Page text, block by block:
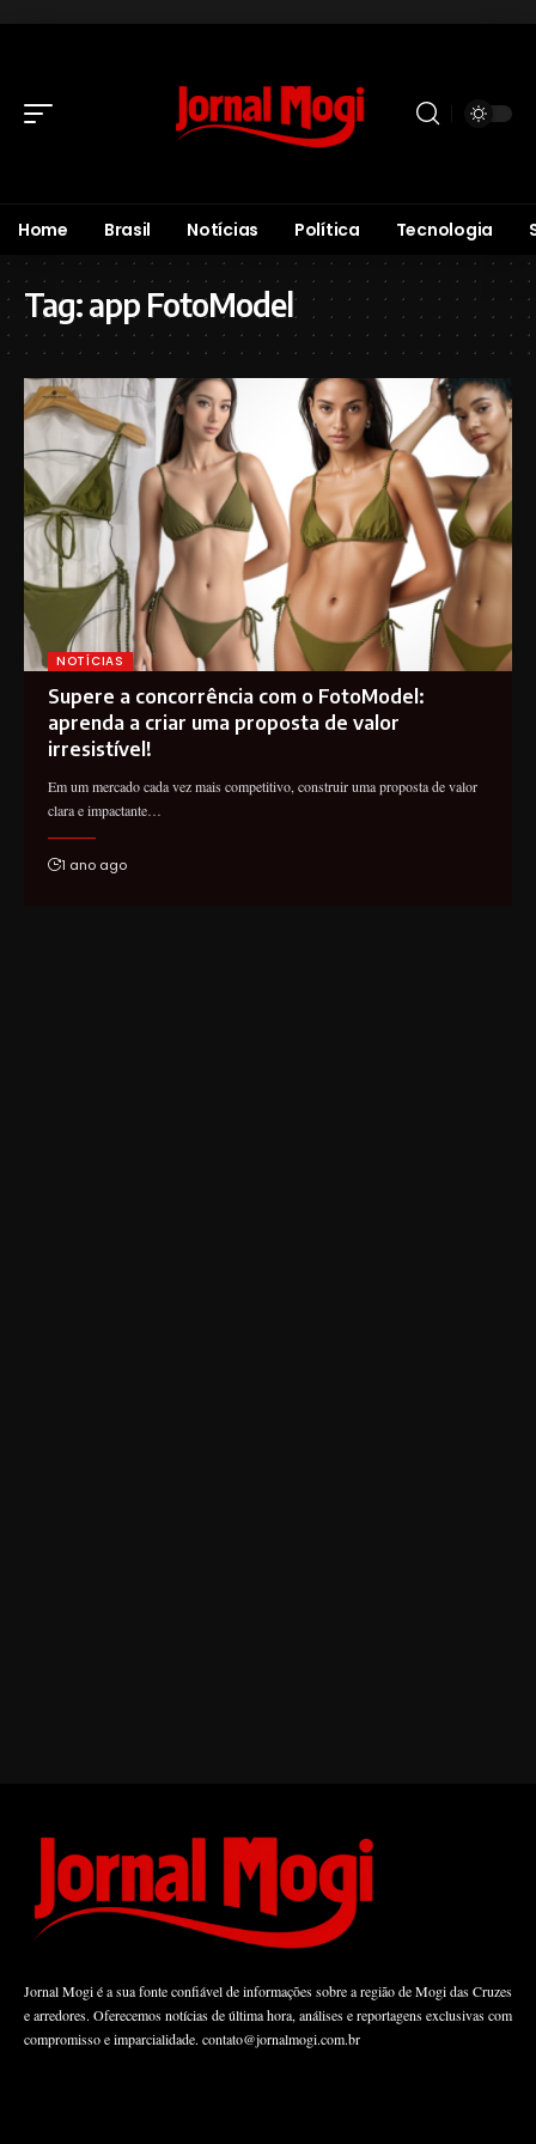
Home Brasil Notícias Política Tecnologia
Tag:app FotoModel
NOTÍCIAS
Supere a concorrência com o FotoModel:
aprenda a criar uma proposta de valor
irresistível!
Em um mercado cada vez mais competitivo, construir uma proposta de valor
clara e impactante…
1 ano ago
Jornal Mogi é a sua fonte confiável de informações sobre a região de Mogi das Cruzes
e arredores. Oferecemos notícias de última hora, análises e reportagens exclusivas com
compromisso e imparcialidade. contato@jornalmogi.com.br